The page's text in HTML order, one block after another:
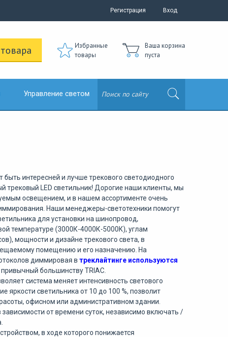
Регистрация Вход
Избранные
товары
Ваша корзина
пуста
Управление светом
быть интересней и лучше трекового светодиодного
трековый LED светильник! Дорогие наши клиенты, мы
освещением, и в нашем ассортименте очень
Наши менеджеры-светотехники помогут
для установки на шинопровод,
температуре (3000К-4000К-5000К), углам
), мощности и дизайне трекового света, в
помещению и его назначению На
диммировая в треклайтинге используются
привычный большинству TRIAC.
система меняет интенсивность светового
яркости светильника от 10 до 100 %, позволит
, офисном или административном здании
зависимости отвремени суток, независимо включать /
, в ходе которого понижается